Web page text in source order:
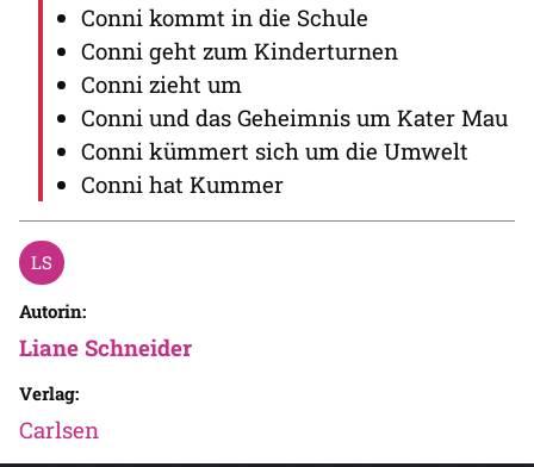
Conni kommt in die Schule
Conni geht zum Kinderturnen
Conni zieht um
Conni und das Geheimnis um Kater Mau
Conni kümmert sich um die Umwelt
Conni hat Kummer
Autorin:
Liane Schneider
Verlag:
Carlsen